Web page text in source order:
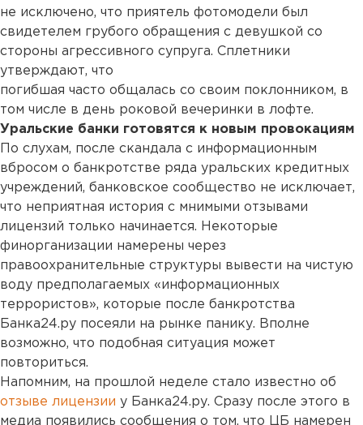
не исключено, что приятель фотомодели был
свидетелем грубого обращения с девушкой со
стороны агрессивного супруга. Сплетники
утверждают, что
погибшая часто общалась со своим поклонником, в
том числе в день роковой вечеринки в лофте.
Уральские банки готовятся к новым провокациям
По слухам, после скандала с информационным
вбросом о банкротстве ряда уральских кредитных
учреждений, банковское сообщество не исключает,
что неприятная история с мнимыми отзывами
лицензий только начинается. Некоторые
финорганизации намерены через
правоохранительные структуры вывести на чистую
воду предполагаемых «информационных
террористов», которые после банкротства
Банка24.ру посеяли на рынке панику. Вполне
возможно, что подобная ситуация может
повториться.
Напомним, на прошлой неделе стало известно об
отзыве лицензии у Банка24.ру. Сразу после этого в
медиа появились сообщения о том, что ЦБ намерен